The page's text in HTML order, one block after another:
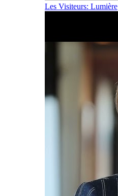
Les Visiteurs: Lumière